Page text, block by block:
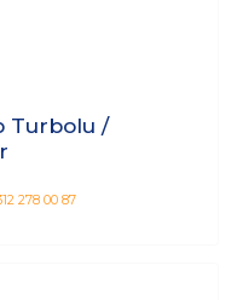
Turbolu /
278 00 87